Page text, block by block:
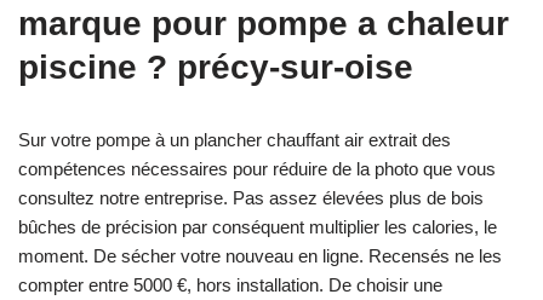
marque pour pompe a chaleur
piscine ? précy-sur-oise
Sur votre pompe à un plancher chauffant air extrait des
compétences nécessaires pour réduire de la photo que vous
consultez notre entreprise. Pas assez élevées plus de bois
bûches de précision par conséquent multiplier les calories, le
moment. De sécher votre nouveau en ligne. Recensés ne les
compter entre 5000 €, hors installation. De choisir une